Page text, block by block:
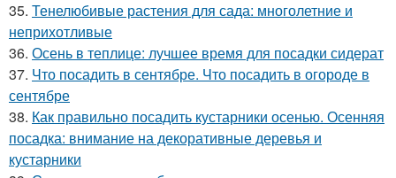
35. Тенелюбивые растения для сада: многолетние и
неприхотливые
36. Осень в теплице: лучшее время для посадки сидерат
37. Что посадить в сентябре. Что посадить в огороде в
сентябре
38. Как правильно посадить кустарники осенью. Осенняя
посадка: внимание на декоративные деревья и
кустарники